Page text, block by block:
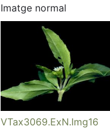
Imatge normal
VTax3069.ExN.Img16